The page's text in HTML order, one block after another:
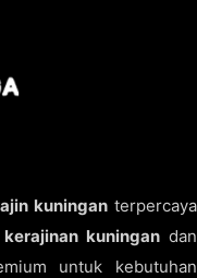
kuninganterpercaya
kerajinan kuningandan
untuk kebutuhan